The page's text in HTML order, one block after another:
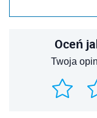
Oceń
Twoja